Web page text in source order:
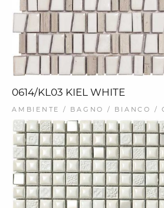
0614/KL03 KIEL WHITE
AMBIENTE / BAGNO / BIANCO /